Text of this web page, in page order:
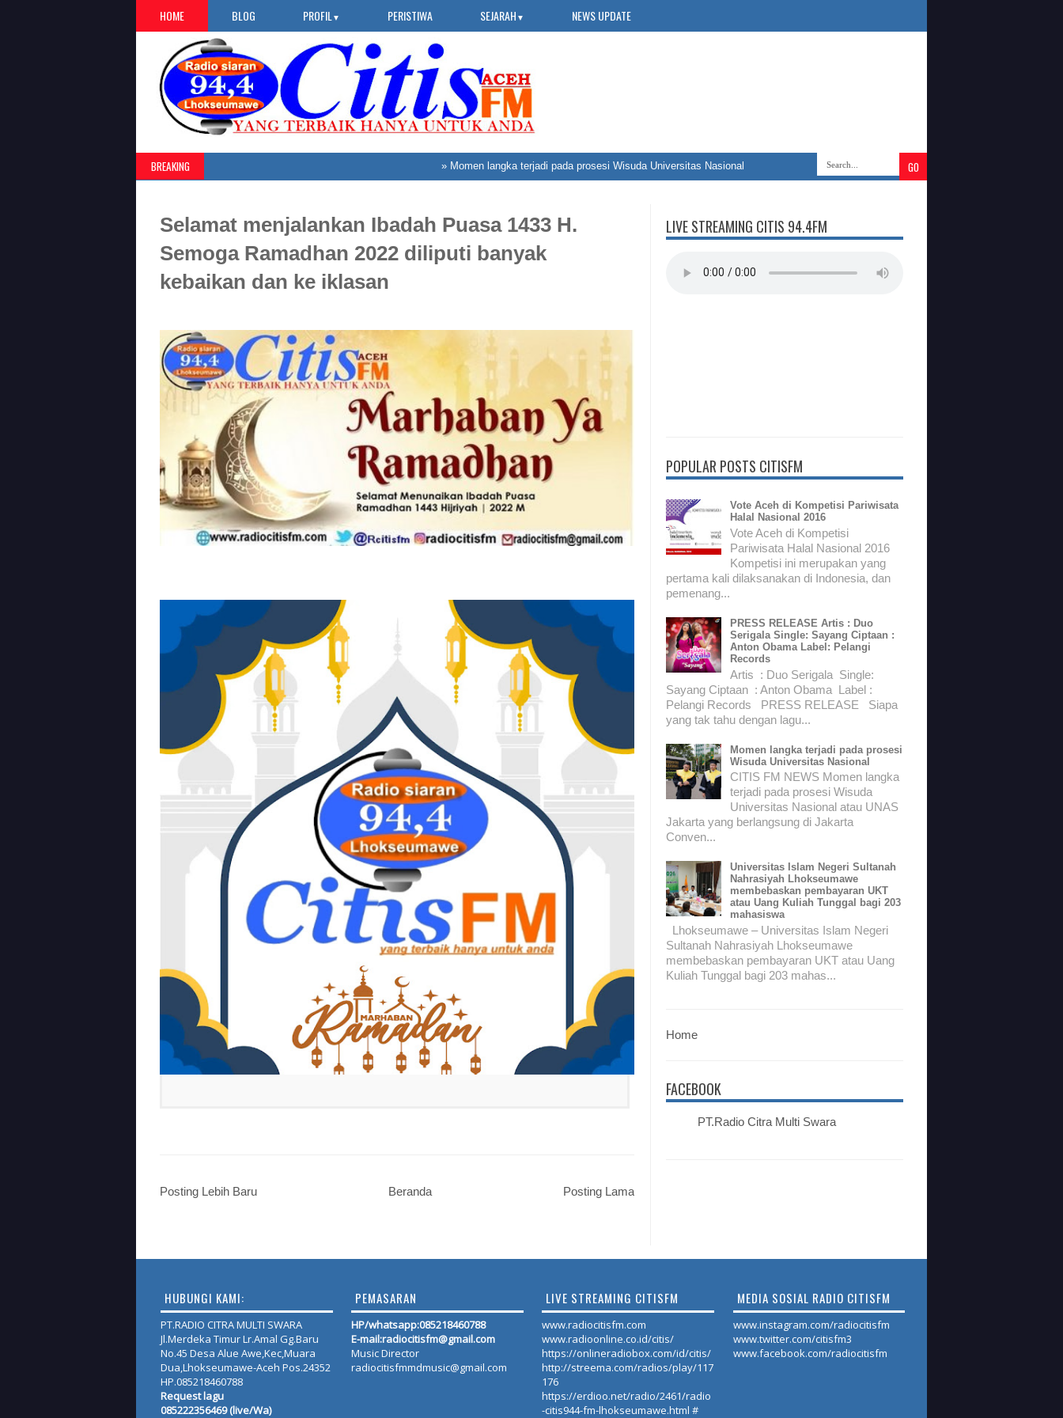
HOME BLOG PROFIL ▼ PERISTIWA SEJARAH ▼ NEWS UPDATE
BREAKING Momen langka terjadi pada prosesi Wisuda Universitas Nasional » Universitas Islam Negeri Sultanah Nahrasiyah Lhokseumawe
Selamat menjalankan Ibadah Puasa 1433 H.
Semoga Ramadhan 2022 diliputi banyak
kebaikan dan ke iklasan
Posting Lebih Baru Posting Lama
Beranda
LIVE STREAMING CITIS 94.4FM
POPULAR POSTS CITISFM
Vote Aceh di Kompetisi Pariwisata
Halal Nasional 2016
Vote Aceh di Kompetisi
Pariwisata Halal Nasional 2016
Kompetisi ini merupakan yang
pertama kali dilaksanakan di Indonesia, dan
pemenang...
PRESS RELEASE Artis : Duo
Serigala Single: Sayang Ciptaan :
Anton Obama Label: Pelangi
Records
Artis : Duo Serigala Single:
Sayang Ciptaan : Anton Obama Label :
Pelangi Records PRESS RELEASE Siapa
yang tak tahu dengan lagu...
Momen langka terjadi pada prosesi
Wisuda Universitas Nasional
CITIS FM NEWS Momen langka
terjadi pada prosesi Wisuda
Universitas Nasional atau UNAS
Jakarta yang berlangsung di Jakarta
Conven...
Universitas Islam Negeri Sultanah
Nahrasiyah Lhokseumawe
membebaskan pembayaran UKT
atau Uang Kuliah Tunggal bagi 203
mahasiswa
Lhokseumawe – Universitas Islam Negeri
Sultanah Nahrasiyah Lhokseumawe
membebaskan pembayaran UKT atau Uang
Kuliah Tunggal bagi 203 mahas...
Home
FACEBOOK
PT.Radio Citra Multi Swara
HUBUNGI KAMI:
PT.RADIO CITRA MULTI SWARA
Jl.Merdeka Timur Lr.Amal Gg.Baru
No.45 Desa Alue Awe,Kec,Muara
Dua,Lhokseumawe-Aceh Pos.24352
HP.085218460788
Request lagu
085222356469 (live/Wa)
PEMASARAN
HP/whatsapp:085218460788
E-mail:radiocitisfm@gmail.com
Music Director
radiocitisfmmdmusic@gmail.com
LIVE STREAMING CITISFM
www.radiocitisfm.com
www.radioonline.co.id/citis/
https://onlineradiobox.com/id/citis/
http://streema.com/radios/play/117
176
https://erdioo.net/radio/2461/radio
-citis944-fm-lhokseumawe.html #
MEDIA SOSIAL RADIO CITISFM
www.instagram.com/radiocitisfm
www.twitter.com/citisfm3
www.facebook.com/radiocitisfm